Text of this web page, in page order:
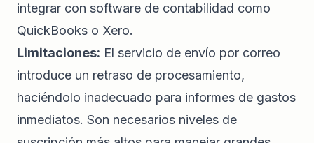
integrar con software de contabilidad como
QuickBooks o Xero.
Limitaciones: El servicio de envío por correo
introduce un retraso de procesamiento,
haciéndolo inadecuado para informes de gastos
inmediatos. Son necesarios niveles de